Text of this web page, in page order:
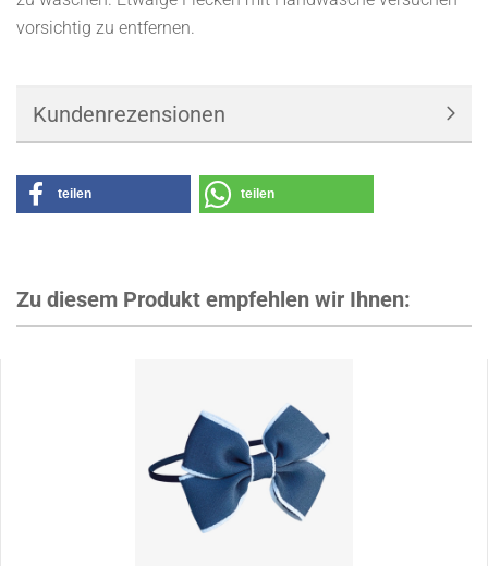
vorsichtig zu entfernen.
Kundenrezensionen
teilen teilen
Zu diesem Produkt empfehlen wir Ihnen: